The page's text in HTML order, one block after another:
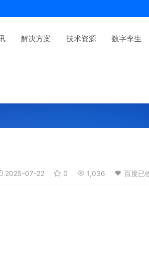
解决方案 技术资源 数字孪生
2025-07-22 0 1,036 百度已